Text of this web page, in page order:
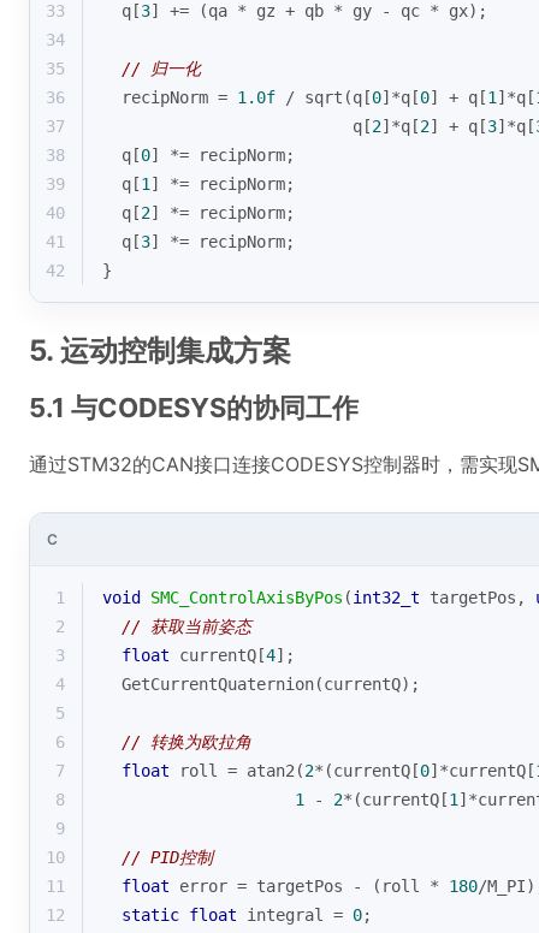
33
  q[
3] += (qa * gz + qb * gy - qc * gx);
34
35
// 归一化
36
  recipNorm =
1.0f / sqrt (q[0]*q[0] + q[1 ]*q[
37
                          q[
2]*q[2] + q[3]*q[
38
  q[
0] *= recipNorm;
39
  q[
1 ] *= recipNorm;
40
  q[
2] *= recipNorm;
41
  q[
3] *= recipNorm;
42
}
5. 运动控制集成方案
5.1 与CODESYS的协同工作
通过STM32的CAN接口连接CODESYS控制器时，需实现
C
1 void SMC_ControlAxisByPos (int32_t targetPos,
2
// 获取当前姿态
3
float currentQ[4];
4
  GetCurrentQuaternion(currentQ);
5
6
// 转换为欧拉角
7
float roll = atan2 (2*(currentQ[0]*currentQ[
8
1 - 2*(currentQ[1
9
10
// PID控制
11
float error = targetPos - (roll * 180/
12
static float integral = 0;